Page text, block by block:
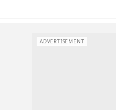
ADVERTISEMENT